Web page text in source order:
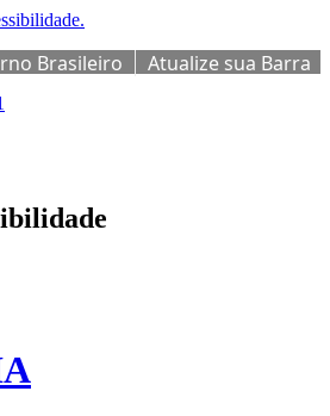
Brasileiro
Atualize sua Barra